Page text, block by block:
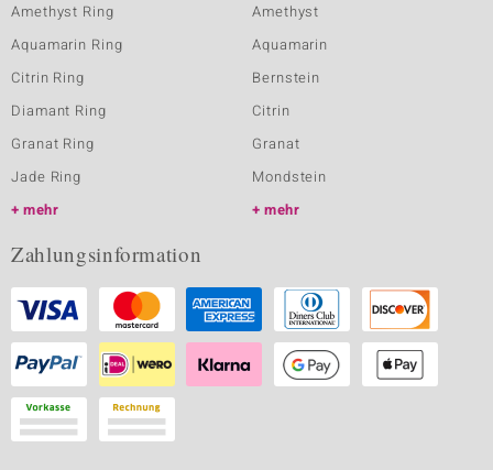
Amethyst Ring
Aquamarin Ring
Citrin Ring
Diamant Ring
Granat Ring
Jade Ring
mehr
Amethyst
Aquamarin
Bernstein
Citrin
Granat
Mondstein
mehr
Zahlungsinformation